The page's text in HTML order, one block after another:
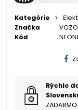
Kategórie
Značka
Kód
Rýchle